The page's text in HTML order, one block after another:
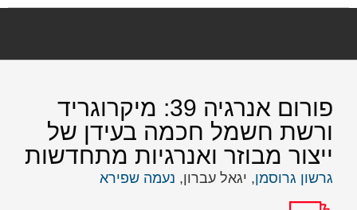
פורום אנרגיה 39: מיקרוגריד
ורשת חשמל חכמה בעידן של
ייצור מבוזר ואנרגיות מתחדשות
גרשון גרוסמן, יגאל עברון, נעמה שפירא